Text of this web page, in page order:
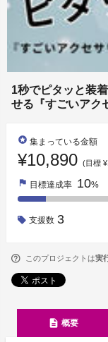
1秒でピタッと装
せる『すごいアク
stars 集まっている金額
¥10,890 (目標
flag 目標達成率 10%
支援数 3
このプロジェクトは実
description 概要